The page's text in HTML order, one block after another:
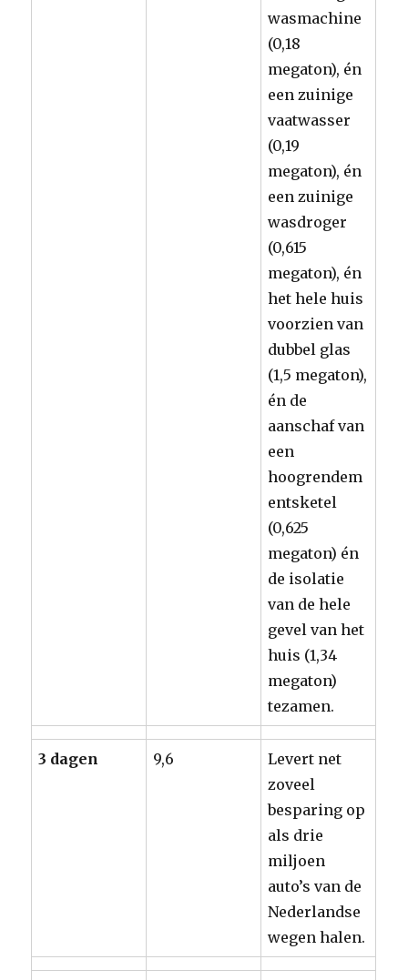
wasmachine
(0,18
megaton), én
een zuinige
vaatwasser
(0,19
megaton), én
een zuinige
wasdroger
(0,615
megaton), én
het hele huis
voorzien van
dubbel glas
(1,5 megaton),
én de
aanschaf van
een
hoogrendem
entsketel
(0,625
megaton) én
de isolatie
van de hele
gevel van het
huis (1,34
megaton)
tezamen.
3 dagen 9,6
Levert net
zoveel
besparing op
als drie
miljoen
auto’s van de
Nederlandse
wegen halen.